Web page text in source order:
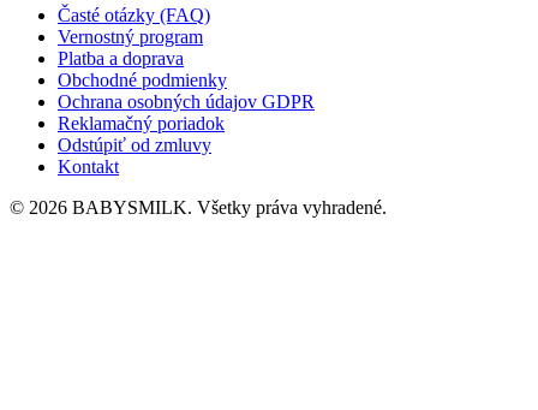
Časté otázky (FAQ)
Vernostný program
Platba a doprava
Obchodné podmienky
Ochrana osobných údajov GDPR
Reklamačný poriadok
Odstúpiť od zmluvy
Kontakt
© 2026 BABYSMILK. Všetky práva vyhradené.